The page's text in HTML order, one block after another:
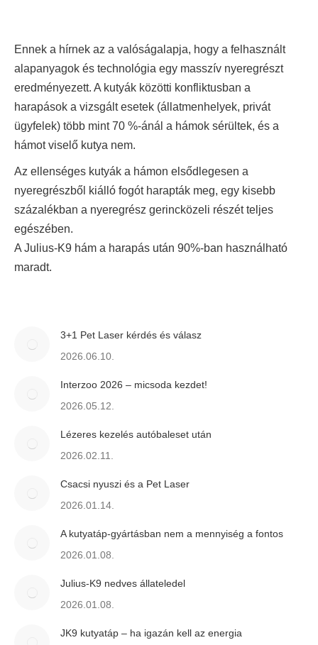
Ennek a hírnek az a valóságalapja, hogy a felhasznált
alapanyagok és technológia egy masszív nyeregrészt
eredményezett. A kutyák közötti konfliktusban a
harapások a vizsgált esetek (állatmenhelyek, privát
ügyfelek) több mint 70 %-ánál a hámok sérültek, és a
hámot viselő kutya nem.
Az ellenséges kutyák a hámon elsődlegesen a
nyeregrészből kiálló fogót harapták meg, egy kisebb
százalékban a nyeregrész gerincközeli részét teljes
egészében.
A Julius-K9 hám a harapás után 90%-ban használható
maradt.
3+1 Pet Laser kérdés és válasz
2026.06.10.
Interzoo 2026 – micsoda kezdet!
2026.05.12.
Lézeres kezelés autóbaleset után
2026.02.11.
Csacsi nyuszi és a Pet Laser
2026.01.14.
A kutyatáp-gyártásban nem a mennyiség a fontos
2026.01.08.
Julius-K9 nedves állateledel
2026.01.08.
JK9 kutyatáp – ha igazán kell az energia